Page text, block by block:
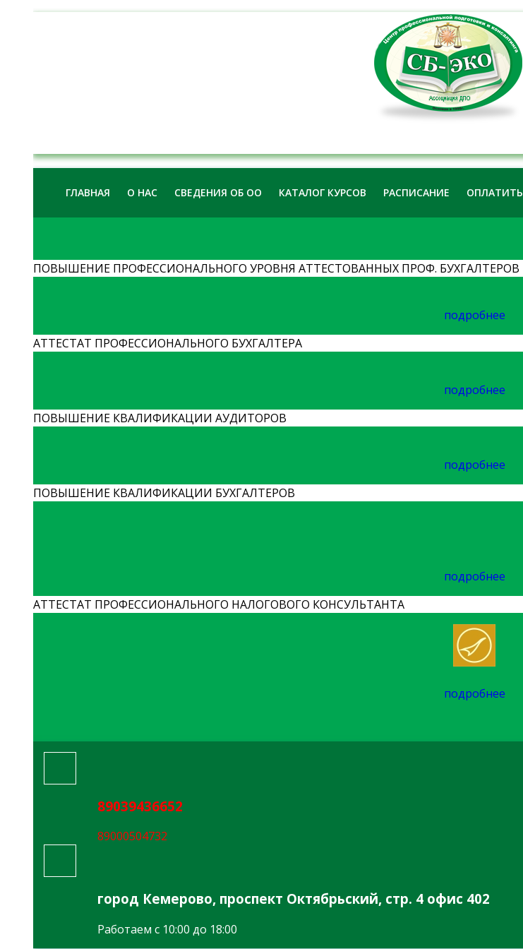
ГЛАВНАЯ О НАС СВЕДЕНИЯ ОБ ОО КАТАЛОГ КУРСОВ РАСПИСАНИЕ ОПЛАТИТЬ
ПОВЫШЕНИЕ ПРОФЕССИОНАЛЬНОГО УРОВНЯ АТТЕСТОВАННЫХ ПРОФ. БУХГАЛТЕРОВ
подробнее
АТТЕСТАТ ПРОФЕССИОНАЛЬНОГО БУХГАЛТЕРА
подробнее
ПОВЫШЕНИЕ КВАЛИФИКАЦИИ АУДИТОРОВ
подробнее
ПОВЫШЕНИЕ КВАЛИФИКАЦИИ БУХГАЛТЕРОВ
подробнее
АТТЕСТАТ ПРОФЕССИОНАЛЬНОГО НАЛОГОВОГО КОНСУЛЬТАНТА
подробнее
89039436652
89000504732
гopoд Кемерово, проспект Октябрьский, стр. 4 офис 402
Работаем с 10:00 до 18:00